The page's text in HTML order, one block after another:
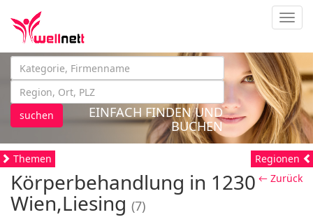
suchen
EINFACH FINDEN UND
BUCHEN
Themen
← Zurück
Körperbehandlung in 1230
Wien,Liesing (7)
Regionen